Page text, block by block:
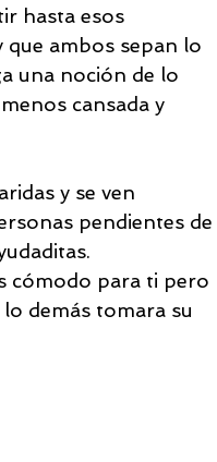
hasta esos
ambos sepan lo
una noción de lo
cansada y
y se ven
pendientes de
cómodo para ti pero
demás tomara su